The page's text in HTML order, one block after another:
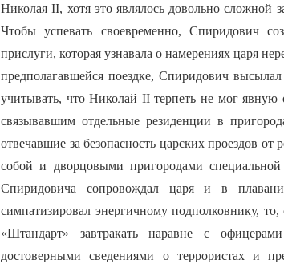
Николая II, хотя это являлось довольно сложной
Чтобы успевать своевременно, Спиридович
прислуги, которая узнавала о намерениях царя
предполагавшейся поездке, Спиридович
учитывать, что Николай II терпеть не мог явную
связывавшим отдельные резиденции в
отвечавшие за безопасность царских проездов
собой и дворцовыми пригородами
Спиридовича сопровождал царя и в
симпатизировал энергичному подполковнику,
«Штандарт» завтракать наравне с
достоверными сведениями о террористах и